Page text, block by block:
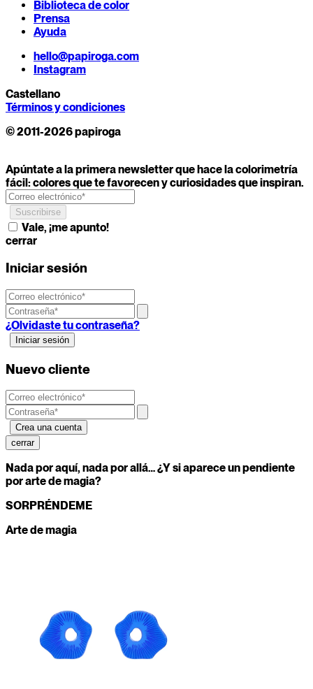
Biblioteca de color
Prensa
Ayuda
hello@papiroga.com
Instagram
Castellano
Términos y condiciones
© 2011-2026 papiroga
Apúntate a la primera newsletter que hace la colorimetría
fácil: colores que te favorecen y curiosidades que inspiran.
Vale, ¡me apunto!
cerrar
Iniciar sesión
¿Olvidaste tu contraseña?
Nuevo cliente
cerrar
Nada por aquí, nada por allá… ¿Y si aparece un pendiente
por arte de magia?
SORPRÉNDEME
Arte de magia